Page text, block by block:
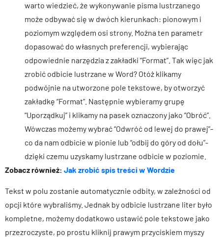
warto wiedzieć, że wykonywanie pisma lustrzanego
może odbywać się w dwóch kierunkach: pionowym i
poziomym względem osi strony. Można ten parametr
dopasować do własnych preferencji, wybierając
odpowiednie narzędzia z zakładki “Format”. Tak więc jak
zrobić odbicie lustrzane w Word? Otóż klikamy
podwójnie na utworzone pole tekstowe, by otworzyć
zakładkę “Format”. Następnie wybieramy grupę
“Uporządkuj” i klikamy na pasek oznaczony jako “Obróć”.
Wówczas możemy wybrać “Odwróć od lewej do prawej”-
co da nam odbicie w pionie lub “odbij do góry od dołu”-
dzięki czemu uzyskamy lustrzane odbicie w poziomie.
Zobacz również: Jak zrobić spis treści w Wordzie
Tekst w polu zostanie automatycznie odbity, w zależności od
opcji które wybraliśmy. Jednak by odbicie lustrzane liter było
kompletne, możemy dodatkowo ustawić pole tekstowe jako
przezroczyste, po prostu kliknij prawym przyciskiem myszy